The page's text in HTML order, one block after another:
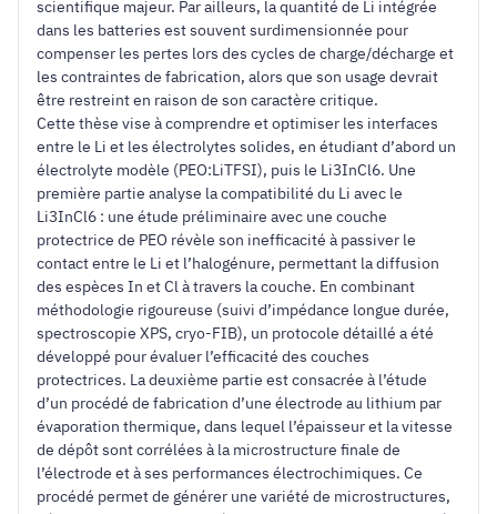
scientifique majeur. Par ailleurs, la quantité de Li intégrée
dans les batteries est souvent surdimensionnée pour
compenser les pertes lors des cycles de charge/décharge et
les contraintes de fabrication, alors que son usage devrait
être restreint en raison de son caractère critique.
Cette thèse vise à comprendre et optimiser les interfaces
entre le Li et les électrolytes solides, en étudiant d’abord un
électrolyte modèle (PEO:LiTFSI), puis le Li3InCl6. Une
première partie analyse la compatibilité du Li avec le
Li3InCl6 : une étude préliminaire avec une couche
protectrice de PEO révèle son inefficacité à passiver le
contact entre le Li et l’halogénure, permettant la diffusion
des espèces In et Cl à travers la couche. En combinant
méthodologie rigoureuse (suivi d’impédance longue durée,
spectroscopie XPS, cryo-FIB), un protocole détaillé a été
développé pour évaluer l’efficacité des couches
protectrices. La deuxième partie est consacrée à l’étude
d’un procédé de fabrication d’une électrode au lithium par
évaporation thermique, dans lequel l’épaisseur et la vitesse
de dépôt sont corrélées à la microstructure finale de
l’électrode et à ses performances électrochimiques. Ce
procédé permet de générer une variété de microstructures,